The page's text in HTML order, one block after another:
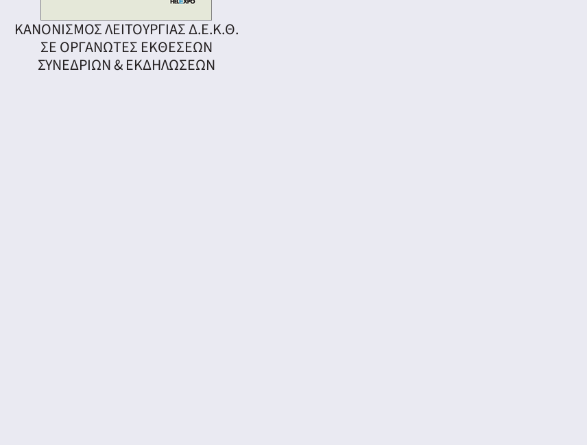
ΚΑΝΟΝΙΣΜΟΣ ΛΕΙΤΟΥΡΓΙΑΣ Δ.Ε.Κ.Θ.
ΣΕ ΟΡΓΑΝΩΤΕΣ ΕΚΘΕΣΕΩΝ
ΣΥΝΕΔΡΙΩΝ & ΕΚΔΗΛΩΣΕΩΝ